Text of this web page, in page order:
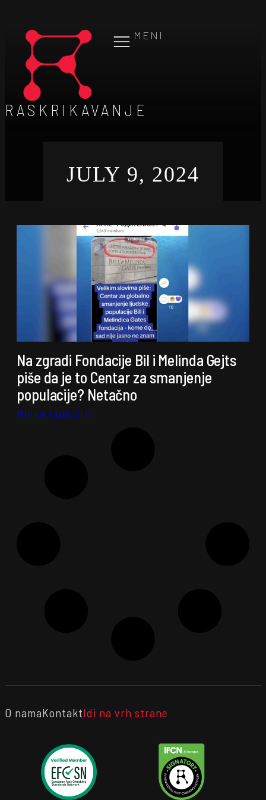
MENI
RASKRIKAVANJE
JULY 9, 2024
Na zgradi Fondacije Bil i Melinda Gejts
piše da je to Centar za smanjenje
populacije? Netačno
Milica Ljubičić
O namaKontaktIdi na vrh strane